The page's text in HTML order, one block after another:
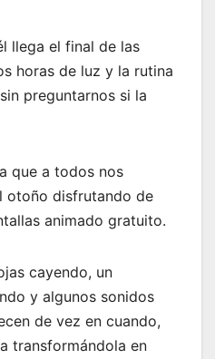
llega el final de las
horas de luz y la rutina
preguntarnos si la
que a todos nos
otoño disfrutando de
animado gratuito.
cayendo, un
y algunos sonidos
de vez en cuando,
transformándola en